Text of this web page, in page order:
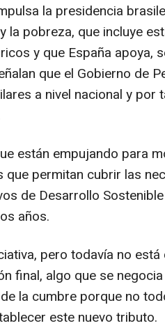
la presidencia
la pobreza, que incluye
y que España apoya,
que el Gobierno de
a nivel nacional y por
están empujando para
permitan cubrir las
de Desarrollo
años.
pero todavía no
final, algo que se
la cumbre porque no
este nuevo tributo.